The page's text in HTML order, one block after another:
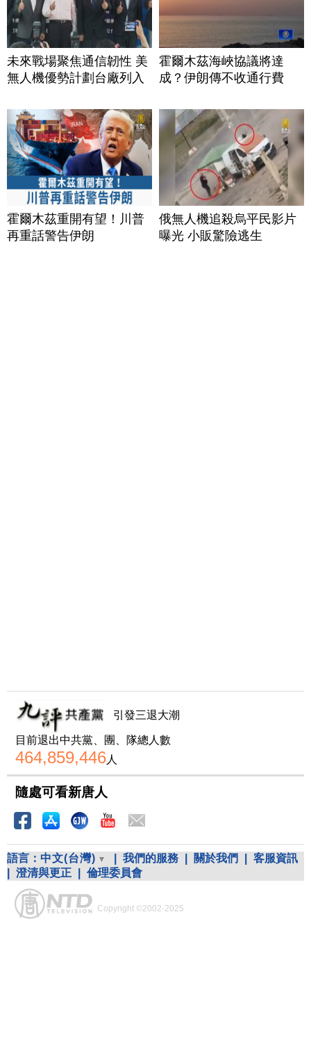
未來戰場聚焦通信韌性 美
無人機優勢計劃台廠列入
霍爾木茲海峽協議將達
成？伊朗傳不收通行費
霍爾木茲重開有望！川普
再重話警告伊朗
俄無人機追殺烏平民影片
曝光 小販驚險逃生
引發三退大潮
目前退出中共黨、團、隊總人數
464,859,446人
隨處可看新唐人
語言： 中文(台灣) 我們的服務 關於我們
客服資訊
澄清與更正 倫理委員會
Copyright ©2002-2025